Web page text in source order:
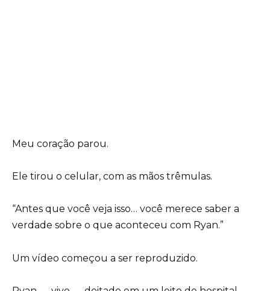
Meu coração parou.
Ele tirou o celular, com as mãos trêmulas.
“Antes que você veja isso… você merece saber a
verdade sobre o que aconteceu com Ryan.”
Um vídeo começou a ser reproduzido.